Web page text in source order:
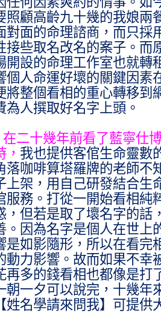
照顧高齡九十幾的我娘兩
對面的命理諮商，而只採
接些取名改名的案子。而
開設的命理工作室也就轉
個人命運好壞的關鍵因素
將整個看相的重心轉移到
為人撰取好名字上頭。
在二十幾年前看了藍寧仕
， 我也提供客倌生命靈數
落咖啡算塔羅牌的老師不
上架，用自己研發結合生
服務。打從一開始看相純
，但若是取了壞名字的話
。因為名字是個人在世上
是如影隨形，所以在看完
動力影響。故而如果不幸
再多的錢看相也都像是打
朝一夕可以說完，十幾年
【姓名學請來問我】可提供